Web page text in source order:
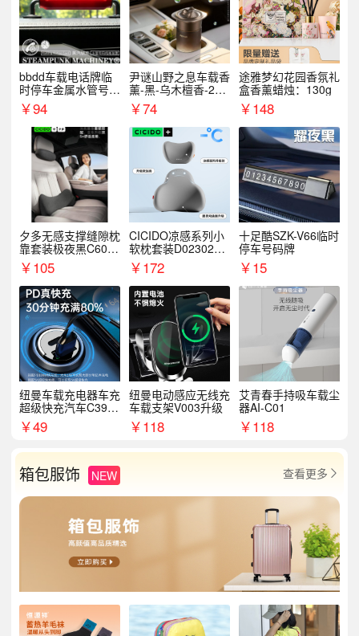
bbdd车载电话牌临
时停车金属水管号码
牌可隐藏创意趣味
￥94
尹谜山野之息车载香
薰-黑-乌木檀香-200
g￥74
途雅梦幻花园香氛礼
盒香薰蜡烛：130g
￥148
夕多无感支撑缝隙枕
靠套装极夜黑C6003
+C6004
￥105
CICIDO凉感系列小
软枕套装D023021+
D033031
￥172
十足酷SZK-V66临时
停车号码牌
￥15
纽曼车载充电器车充
超级快充汽车C39提
手拉环
￥49
纽曼电动感应无线充
车载支架V003升级
￥118
艾青春手持吸车载尘
器AI-C01
￥118
箱包服饰 NEW 查看更多 